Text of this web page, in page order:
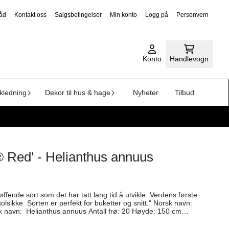
Kontakt oss Salgsbetingelser Min konto Logg på Personvern
Konto Handlevogn
Dekor til hus & hage Nyheter Tilbud
Red' - Helianthus annuus
sort som det har tatt lang tid å utvikle. Verdens første
Sorten er perfekt for buketter og snitt." Norsk navn: